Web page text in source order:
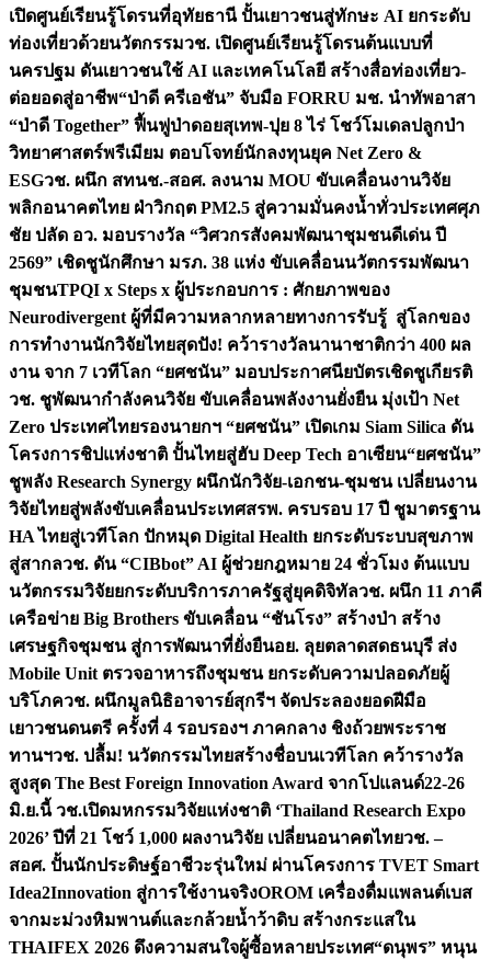
เปิดศูนย์เรียนรู้โดรนที่อุทัยธานี ปั้นเยาวชนสู่ทักษะ AI ยกระดับ
ท่องเที่ยวด้วยนวัตกรรมวช. เปิดศูนย์เรียนรู้โดรนต้นแบบที่
นครปฐม ดันเยาวชนใช้ AI และเทคโนโลยี สร้างสื่อท่องเที่ยว-
ต่อยอดสู่อาชีพ“ป่าดี ครีเอชัน” จับมือ FORRU มช. นำทัพอาสา
“ป่าดี Together” ฟื้นฟูป่าดอยสุเทพ-ปุย 8 ไร่ โชว์โมเดลปลูกป่า
วิทยาศาสตร์พรีเมียม ตอบโจทย์นักลงทุนยุค Net Zero &
ESGวช. ผนึก สทนช.-สอศ. ลงนาม MOU ขับเคลื่อนงานวิจัย
พลิกอนาคตไทย ฝ่าวิกฤต PM2.5 สู่ความมั่นคงน้ำทั่วประเทศศุภ
ชัย ปลัด อว. มอบรางวัล “วิศวกรสังคมพัฒนาชุมชนดีเด่น ปี
2569” เชิดชูนักศึกษา มรภ. 38 แห่ง ขับเคลื่อนนวัตกรรมพัฒนา
ชุมชนTPQI x Steps x ผู้ประกอบการ : ศักยภาพของ
Neurodivergent ผู้ที่มีความหลากหลายทางการรับรู้ สู่โลกของ
การทำงานนักวิจัยไทยสุดปัง! คว้ารางวัลนานาชาติกว่า 400 ผล
งาน จาก 7 เวทีโลก “ยศชนัน” มอบประกาศนียบัตรเชิดชูเกียรติ
วช. ชูพัฒนากำลังคนวิจัย ขับเคลื่อนพลังงานยั่งยืน มุ่งเป้า Net
Zero ประเทศไทยรองนายกฯ “ยศชนัน” เปิดเกม Siam Silica ดัน
โครงการชิปแห่งชาติ ปั้นไทยสู่ฮับ Deep Tech อาเซียน“ยศชนัน”
ชูพลัง Research Synergy ผนึกนักวิจัย-เอกชน-ชุมชน เปลี่ยนงาน
วิจัยไทยสู่พลังขับเคลื่อนประเทศสรพ. ครบรอบ 17 ปี ชูมาตรฐาน
HA ไทยสู่เวทีโลก ปักหมุด Digital Health ยกระดับระบบสุขภาพ
สู่สากลวช. ดัน “CIBbot” AI ผู้ช่วยกฎหมาย 24 ชั่วโมง ต้นแบบ
นวัตกรรมวิจัยยกระดับบริการภาครัฐสู่ยุคดิจิทัลวช. ผนึก 11 ภาคี
เครือข่าย Big Brothers ขับเคลื่อน “ชันโรง” สร้างป่า สร้าง
เศรษฐกิจชุมชน สู่การพัฒนาที่ยั่งยืนอย. ลุยตลาดสดธนบุรี ส่ง
Mobile Unit ตรวจอาหารถึงชุมชน ยกระดับความปลอดภัยผู้
บริโภควช. ผนึกมูลนิธิอาจารย์สุกรีฯ จัดประลองยอดฝีมือ
เยาวชนดนตรี ครั้งที่ 4 รอบรองฯ ภาคกลาง ชิงถ้วยพระราช
ทานฯวช. ปลื้ม! นวัตกรรมไทยสร้างชื่อบนเวทีโลก คว้ารางวัล
สูงสุด The Best Foreign Innovation Award จากโปแลนด์22-26
มิ.ย.นี้ วช.เปิดมหกรรมวิจัยแห่งชาติ ‘Thailand Research Expo
2026’ ปีที่ 21 โชว์ 1,000 ผลงานวิจัย เปลี่ยนอนาคตไทยวช. –
สอศ. ปั้นนักประดิษฐ์อาชีวะรุ่นใหม่ ผ่านโครงการ TVET Smart
Idea2Innovation สู่การใช้งานจริงOROM เครื่องดื่มแพลนต์เบส
จากมะม่วงหิมพานต์และกล้วยน้ำว้าดิบ สร้างกระแสใน
THAIFEX 2026 ดึงความสนใจผู้ซื้อหลายประเทศ“ดนุพร” หนุน